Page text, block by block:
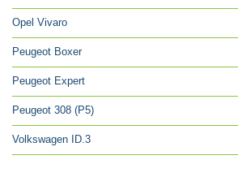
Opel Vivaro
Peugeot Boxer
Peugeot Expert
Peugeot 308 (P5)
Volkswagen ID.3